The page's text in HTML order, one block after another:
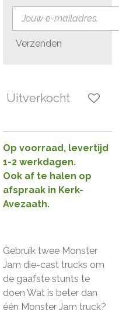
Verzenden
Uitverkocht
Op voorraad, levertijd
1-2 werkdagen.
Ook af te halen op
afspraak in Kerk-
Avezaath.
Gebruik twee Monster
Jam die-cast trucks om
de gaafste stunts te
doen Wat is beter dan
één Monster Jam truck?